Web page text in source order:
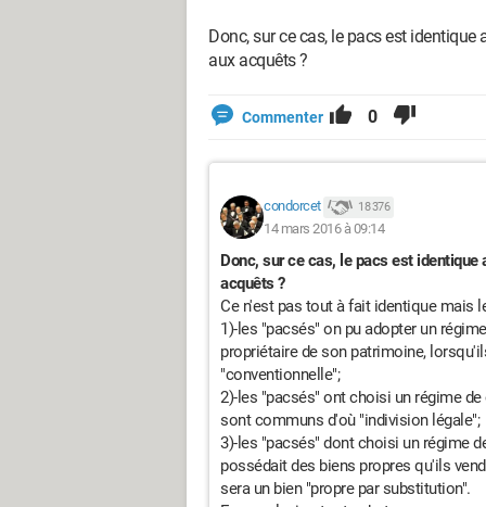
Donc, sur ce cas, le pacs est
aux acquêts ?
Commenter 0
condorcet 18 376
14 mars 2016 à 09:14
Donc, sur ce cas, le pacs est
acquêts ?
Ce n'est pas tout à fait identique mais
1)-les "pacsés" on pu adopter un
propriétaire de son patrimoine,
"conventionnelle";
2)-les "pacsés" ont choisi un régime
sont communs d'où "indivision légale";
3)-les "pacsés" dont choisi un régime
possédait des biens propres qu'ils
sera un bien "propre par substitution".